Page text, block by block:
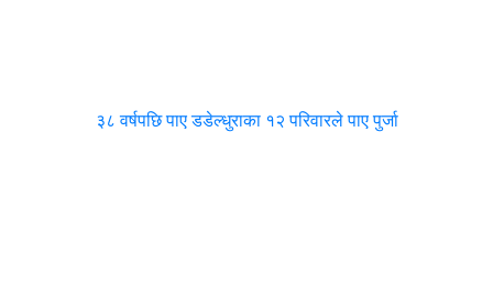
३८ वर्षपछि पाए डडेल्धुराका १२ परिवारले पाए पुर्जा